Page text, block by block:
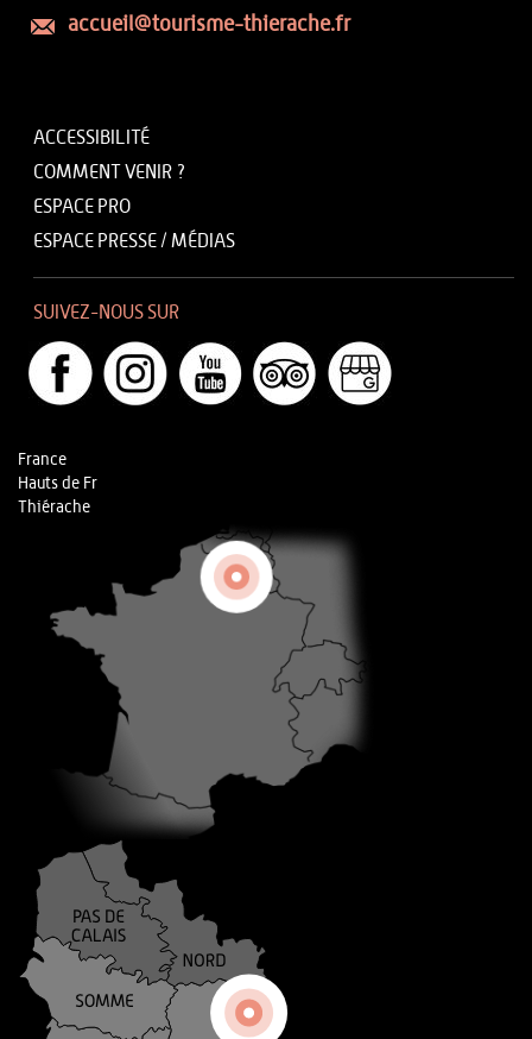
accueil@tourisme-thierache.fr
ACCESSIBILITÉ
COMMENT VENIR ?
ESPACE PRO
ESPACE PRESSE / MÉDIAS
SUIVEZ-NOUS SUR
France
Hauts de Fr
Thiérache